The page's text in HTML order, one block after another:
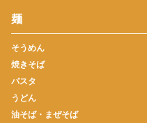
麺
そうめん
焼きそば
パスタ
うどん
油そば・まぜそば